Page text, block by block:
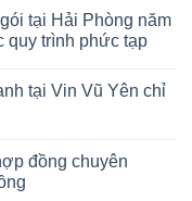
tại Hải Phòng năm
quy trình phức tạp
tại Vin Vũ Yên chỉ
đồng chuyên